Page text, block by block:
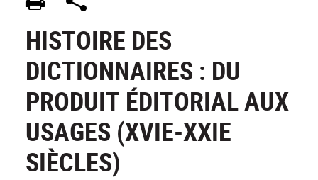
HISTOIRE DES
DICTIONNAIRES : DU
PRODUIT ÉDITORIAL AUX
USAGES (XVIE-XXIE
SIÈCLES)